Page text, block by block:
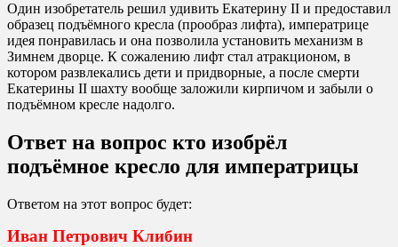
Один изобретатель решил удивить Екатерину II и предоставил
образец подъёмного кресла (прообраз лифта), императрице
идея понравилась и она позволила установить механизм в
Зимнем дворце. К сожалению лифт стал атракционом, в
котором развлекались дети и придворные, а после смерти
Екатерины II шахту вообще заложили кирпичом и забыли о
подъёмном кресле надолго.
Ответ на вопрос кто изобрёл
подъёмное кресло для императрицы
Ответом на этот вопрос будет:
Иван Петрович Клибин